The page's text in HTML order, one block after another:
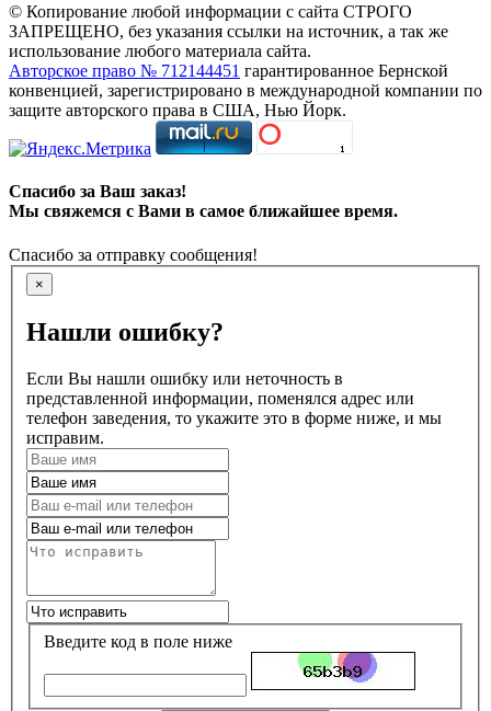
© Копирование любой информации с сайта СТРОГО
ЗАПРЕЩЕНО, без указания ссылки на источник, а так же
использование любого материала сайта.
Авторское право № 712144451 гарантированное Бернской
конвенцией, зарегистрировано в международной компании по
защите авторского права в США, Нью Йорк.
Спасибо за Ваш заказ!
Мы свяжемся с Вами в самое ближайшее время.
Спасибо за отправку сообщения!
×
Нашли ошибку?
Если Вы нашли ошибку или неточность в
представленной информации, поменялся адрес или
телефон заведения, то укажите это в форме ниже, и мы
исправим.
Введите код в поле ниже